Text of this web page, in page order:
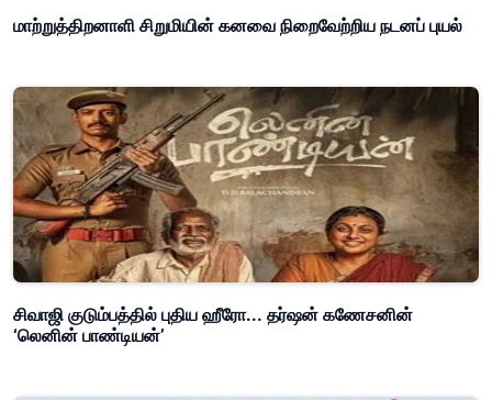
மாற்றுத்திறனாளி சிறுமியின் கனவை நிறைவேற்றிய நடனப் புயல்
சிவாஜி குடும்பத்தில் புதிய ஹீரோ... தர்ஷன் கணேசனின்
‘லெனின் பாண்டியன்’